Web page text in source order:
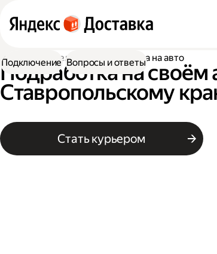
Работа водителем Подработка на авто
Подработка на своём
Ставропольскому
Стать курьером
Подключение Вопросы и ответы